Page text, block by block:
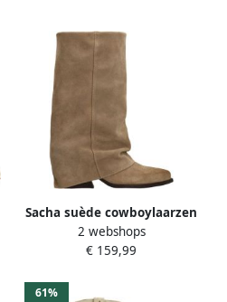
Sacha suède cowboylaarzen
met flap beige
2 webshops
€ 159,99
61%